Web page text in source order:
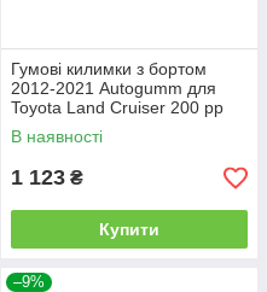
Гумові килимки з бортом
2012-2021 Autogumm для
Toyota Land Cruiser 200 рр
В наявності
1 123 ₴
Купити
–9%